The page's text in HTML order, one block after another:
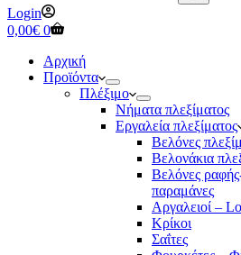
No
results
Login
Καλάθι
0,00€ 0
Αρχική
Προϊόντα
Πλέξιμο
Νήματα πλεξίματος
Εργαλεία πλεξίματος
Βελόνες
Βελονάκια
Βελόνες
παραμάνες
Αργαλειοί –
Κρίκοι
Σαΐτες